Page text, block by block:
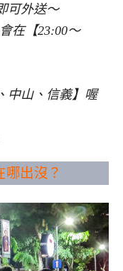
可外送～
在【23:00～
中山、信義】喔
哪出沒？